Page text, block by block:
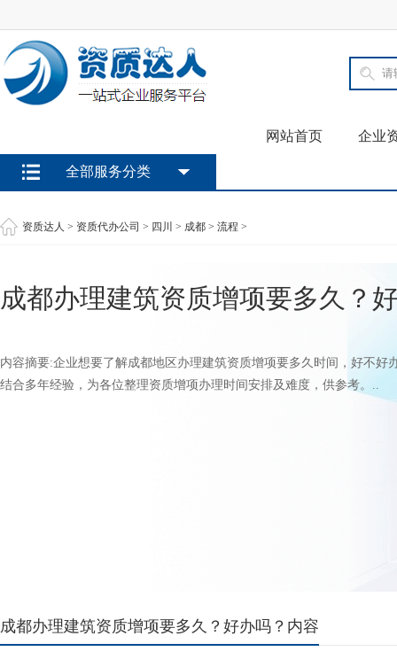
网站首页 企业
全部服务分类
资质达人 > 资质代办公司 > 四川 > 成都 > 流程 >
成都办理建筑资质增项要多久？
内容摘要:企业想要了解成都地区办理建筑资质增项要多久时间，好不好
结合多年经验，为各位整理资质增项办理时间安排及难度，供参考。..
成都办理建筑资质增项要多久？好办吗？内容